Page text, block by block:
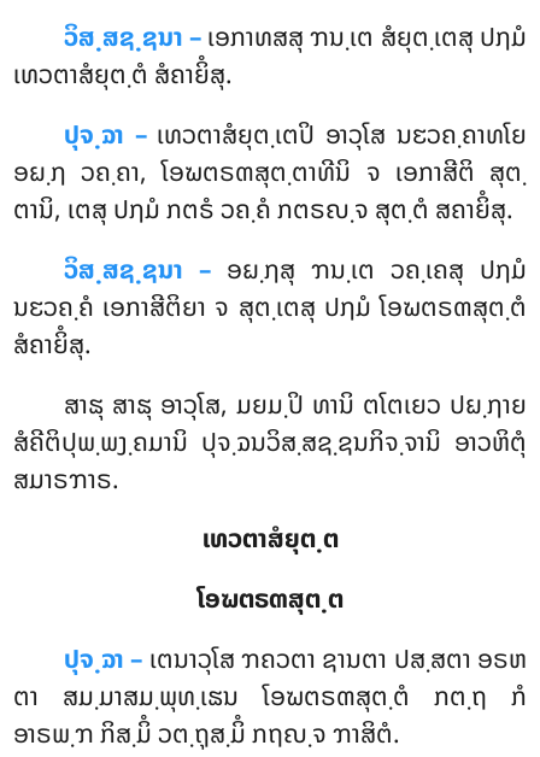
ວິສ຺ສຊ຺ຊນາ –ເອກາທສສຸ ຠນ຺ເຕ ສໍຍຸຕ຺ເຕສຸ ປຐມໍ
ເທວຕາສໍຍຸຕ຺ຕໍ ສໍຄາຍິໍສຸ.
ປຸຈ຺ຉາ –ເທວຕາສໍຍຸຕ຺ເຕປິ ອາວຸໂສ ນຬວຄ຺ຄາທໂຍ
ອຏ຺ຐ ວຄ຺ຄາ, ໂອຆຕຣຓສຸຕ຺ຕາທີນິ ຈ ເອກາສີຕິ ສຸຕ຺
ຕານິ, ເຕສຸ ປຐມໍ ກຕຣໍ ວຄ຺ຄໍ ກຕຣຎ຺ຈ ສຸຕ຺ຕໍ ສຄາຍິໍສຸ.
ວິສ຺ສຊ຺ຊນາ –ອຏ຺ຐສຸ ຠນ຺ເຕ ວຄ຺ເຄສຸ ປຐມໍ
ນຬວຄ຺ຄໍ ເອກາສີຕິຍາ ຈ ສຸຕ຺ເຕສຸ ປຐມໍ ໂອຆຕຣຓສຸຕ຺ຕໍ
ສໍຄາຍິໍສຸ.
ສາຘຸ ສາຘຸ ອາວຸໂສ, ມຍມ຺ປິ ທານິ ຕໂຕເຍວ ປຏ຺ຐາຍ
ສໍຄີຕິປຸພ຺ພງ຺ຄມານິ ປຸຈ຺ຉນວິສ຺ສຊ຺ຊນກິຈ຺ຈານິ ອາວຫິຕຸໍ
ສມາຣຠາຣ.
ເທວຕາສໍຍຸຕ຺ຕ
ໂອຆຕຣຓສຸຕ຺ຕ
ປຸຈ຺ຉາ – ເຕນາວຸໂສ ຠຄວຕາ ຊານຕາ ປສ຺ສຕາ ອຣຫ
ຕາ ສມ຺ມາສມ຺ພຸທ຺ເຘນ ໂອຆຕຣຓສຸຕ຺ຕໍ ກຕ຺ຖ ກໍ
ອາຣພ຺ຠ ກິສ຺ມິໍ ວຕ຺ຖຸສ຺ມິໍ ກຖຎ຺ຈ ຠາສິຕໍ.